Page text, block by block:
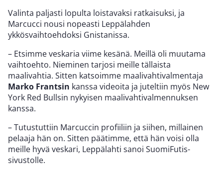
Valinta paljasti lopulta loistavaksi ratkaisuksi, ja
Marcucci nousi nopeasti Leppälahden
ykkösvaihtoehdoksi Gnistanissa.
– Etsimme veskaria viime kesänä. Meillä oli muutama
vaihtoehto. Nieminen tarjosi meille tällaista
maalivahtia. Sitten katsoimme maalivahtivalmentaja
Marko Frantsin kanssa videoita ja juteltiin myös New
York Red Bullsin nykyisen maalivahtivalmennuksen
kanssa.
– Tutustuttiin Marcuccin profiiliin ja siihen, millainen
pelaaja hän on. Sitten päätimme, että hän voisi olla
meille hyvä veskari, Leppälahti sanoi SuomiFutis-
sivustolle.